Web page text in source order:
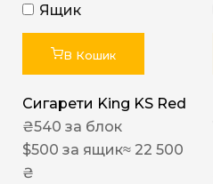
Ящик
В Кошик
Сигарети King KS Red
₴540 за блок
$500 за ящик≈ 22 500
₴